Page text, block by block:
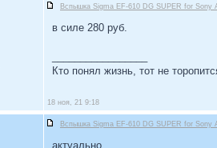
Вспышка Sigma EF-610 DG SUPER for Sony
в силе 280 руб.
Кто понял жизнь, тот не
18 ноя, 21 9:18
Вспышка Sigma EF-610 DG SUPER for Sony
актуально